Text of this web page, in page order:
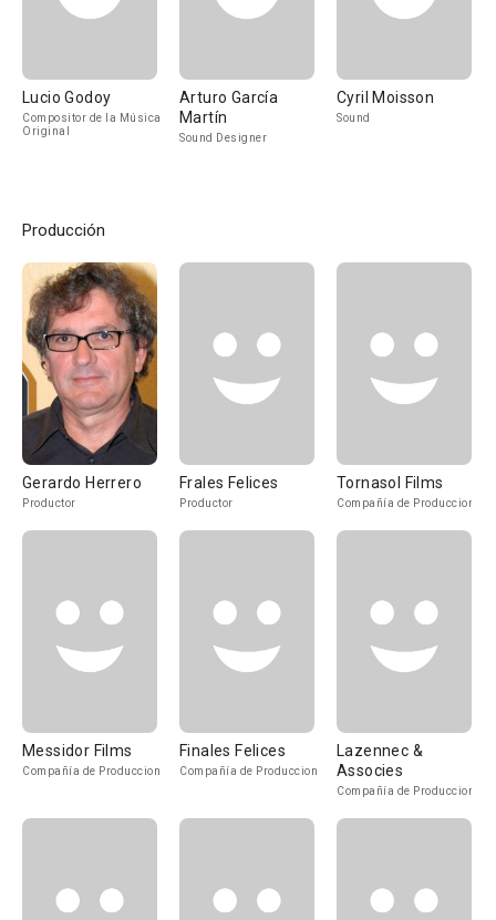
Lucio Godoy
Compositor de la Música
Original
Arturo García
Martín
Sound Designer
Cyril Moisson
Sound
Producción
Gerardo Herrero
Productor
Frales Felices
Productor
Tornasol Films
Compañía de Produccion
Messidor Films
Compañía de Produccion
Finales Felices
Compañía de Produccion
Lazennec &
Associes
Compañía de Produccion